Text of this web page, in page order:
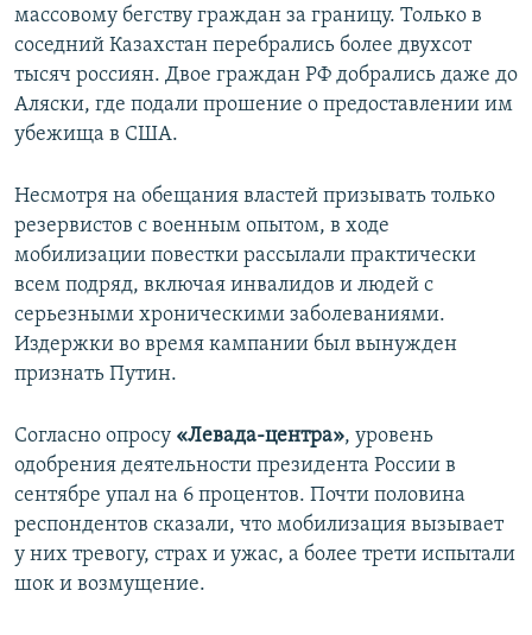
массовому бегству граждан за границу. Только в
соседний Казахстан перебрались более двухсот
тысяч россиян. Двое граждан РФ добрались даже до
Аляски, где подали прошение о предоставлении им
убежища в США.
Несмотря на обещания властей призывать только
резервистов с военным опытом, в ходе
мобилизации повестки рассылали практически
всем подряд, включая инвалидов и людей с
серьезными хроническими заболеваниями.
Издержки во время кампании был вынужден
признать Путин.
Согласно опросу «Левада-центра», уровень
одобрения деятельности президента России в
сентябре упал на 6 процентов. Почти половина
респондентов сказали, что мобилизация вызывает
у них тревогу, страх и ужас, а более трети испытали
шок и возмущение.